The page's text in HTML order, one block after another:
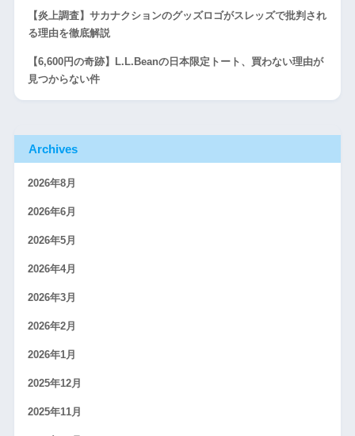
【炎上調査】サカナクションのグッズロゴがスレッズで批判され
る理由を徹底解説
【6,600円の奇跡】L.L.Beanの日本限定トート、買わない理由が
見つからない件
Archives
2026年8月
2026年6月
2026年5月
2026年4月
2026年3月
2026年2月
2026年1月
2025年12月
2025年11月